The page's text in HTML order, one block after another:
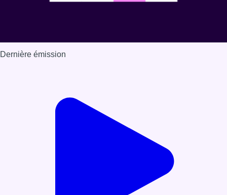
Dernière émission